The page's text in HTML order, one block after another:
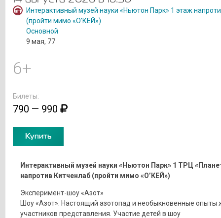
Интерактивный музей науки «Ньютон Парк» 1 этаж
(пройти мимо «О’КЕЙ»)
Основной
9 мая, 77
6+
Билеты:
790 — 990
Купить
Интерактивный музей науки «Ньютон Парк» 1 ТРЦ
напротив Китченлаб (пройти мимо «О’КЕЙ»)
Эксперимент-шоу «Азот»
Шоу «Азот»: Настоящий азотопад и необыкновенные опыты
участников представления. Участие детей в шоу